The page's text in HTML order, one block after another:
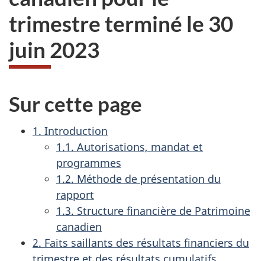
trimestre terminé le 30
juin 2023
Sur cette page
1. Introduction
1.1. Autorisations, mandat et
programmes
1.2. Méthode de présentation du
rapport
1.3. Structure financière de Patrimoine
canadien
2. Faits saillants des résultats financiers du